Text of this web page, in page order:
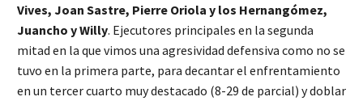
Vives, Joan Sastre, Pierre Oriola y los Hernangómez,
Juancho y Willy. Ejecutores principales en la segunda
mitad en la que vimos una agresividad defensiva como no se
tuvo en la primera parte, para decantar el enfrentamiento
en un tercer cuarto muy destacado (8-29 de parcial) y doblar